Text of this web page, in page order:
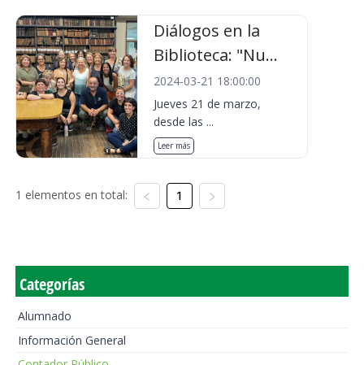
Diálogos en la
Biblioteca: "Nu...
2024-03-21 18:00:00
Jueves 21 de marzo,
desde las ...
Leer más
1 elementos en total: 1
Categorías
Alumnado
Información General